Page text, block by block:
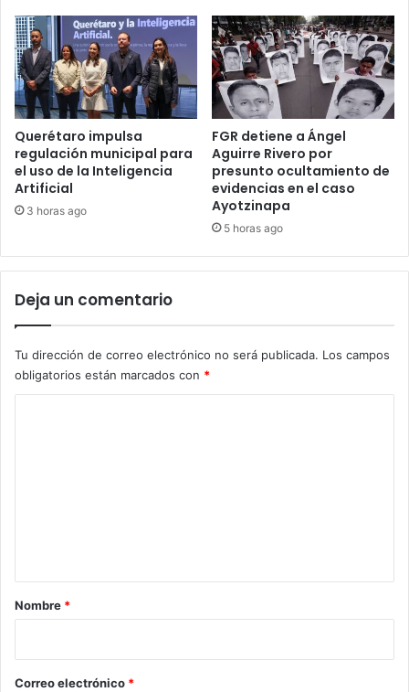
Querétaro impulsa
regulación municipal para
el uso de la Inteligencia
Artificial
3 horas ago
FGR detiene a Ángel
Aguirre Rivero por
presunto ocultamiento de
evidencias en el caso
Ayotzinapa
5 horas ago
Deja un comentario
Tu dirección de correo electrónico no será publicada. Los campos
obligatorios están marcados con *
r
*
Nombre *
Correo electrónico *